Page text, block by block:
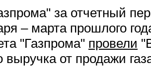
за отчетный
– марта прошлого
"Газпрома" провели
выручка от продажи